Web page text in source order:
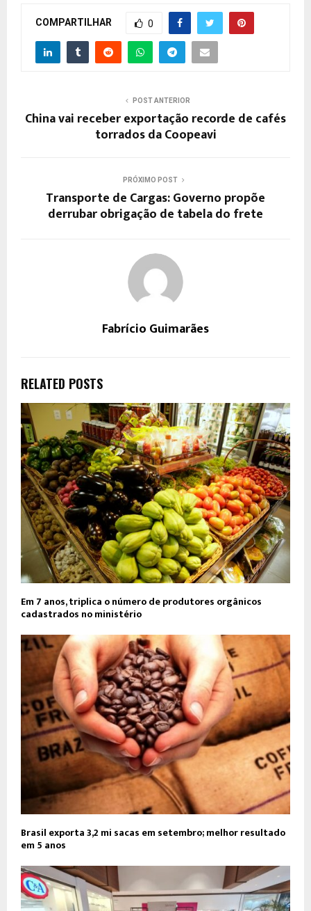
COMPARTILHAR 0
POST ANTERIOR
China vai receber exportação recorde de cafés
torrados da Coopeavi
PRÓXIMO POST
Transporte de Cargas: Governo propõe
derrubar obrigação de tabela do frete
Fabrício Guimarães
RELATED POSTS
Em 7 anos, triplica o número de produtores orgânicos
cadastrados no ministério
Brasil exporta 3,2 mi sacas em setembro; melhor resultado
em 5 anos